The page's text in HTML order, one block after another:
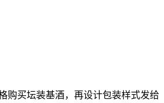
购买坛装基酒，再设计包装样式发给